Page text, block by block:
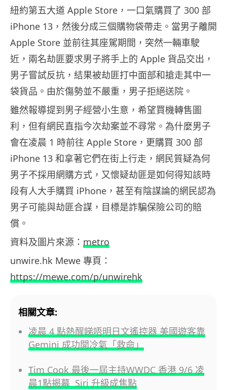
紐約第五大道 Apple Store，一口氣購買了 300 部
iPhone 13，然後分成三個購物袋帶走。當男子離開
Apple Store 並前往其座駕期間，突然一輛車駛
近，兩名劫匪要求男子將手上的 Apple 貨品交出，
男子嘗試反抗，結果被劫匪打中面部和搶走其中一
袋貨品。由於傷勢並不嚴重，男子拒絕送院。
雖然報導提到男子經營小生意，希望買機轉售圖
利，但有網民直指今次劫案並不尋常。為什麼男子
會在凌晨 1 時前往 Apple Store，更購買 300 部
iPhone 13 和拿著它們在街上行走，網民質疑為何
男子不採用網購方式，又懷疑劫匪是如何得知該時
段有人大手購買 iPhone，甚至有陰謀論的網民認為
男子可能與劫匪合謀，目標是詐騙保險公司的賠
償。
資料及圖片來源： metro
unwire.hk Mewe 專頁：
https://mewe.com/p/unwirehk
相關文章:
凌晨 4 點熱醒睇唔明日文遙控器 美國遊客靠
Gemini 成功開冷氣「救命」
Tim Cook 最後一屆主持WWDC 香港 9/6 凌
晨1點揭幕 Siri 升級成焦點